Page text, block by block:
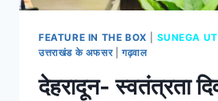
FEATURE IN THE BOX SUNEGA
उत्तराखंड के अफसर| गढ़वाल
देहरादून- स्वतंत्रता